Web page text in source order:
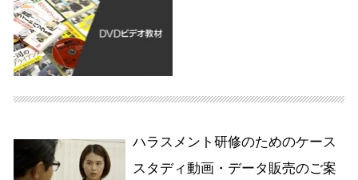
ハラスメント研修のためのケース
スタディ動画・データ販売のご案